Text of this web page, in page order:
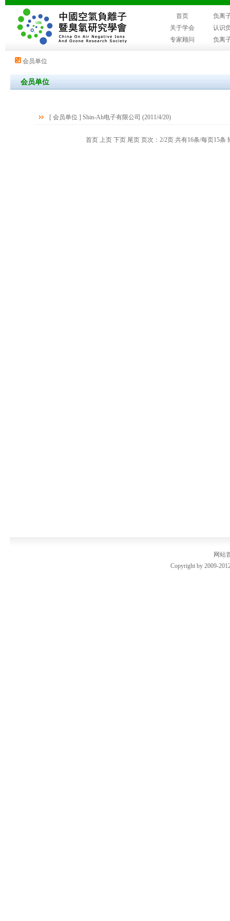
首页
负离
关于学会
认识
专家顾问
负离
会员单位
会员单位
[ 会员单位 ] Shin-Ah电子有限公司 (2011/4/20)
首页 上页 下页 尾页 页次：2/2页 共有16条/每页15条
网站
Copyright by 2009-